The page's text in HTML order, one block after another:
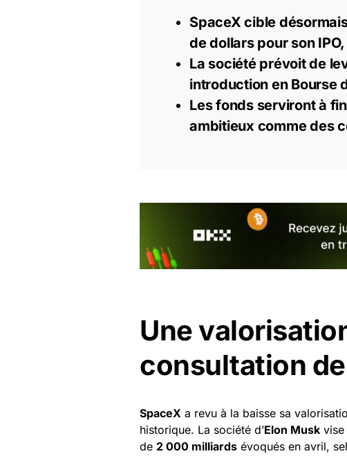
SpaceX cible
de dollars pour son
La société prévoit de
introduction en Bourse
Les fonds serviront à
ambitieux comme des
Une
consultation
SpaceX a revu à la baisse sa
historique. La société d’Elon Musk vise
de 2 000 milliards évoqués en avril,